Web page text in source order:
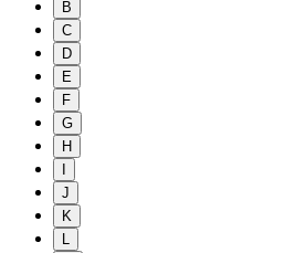
B
C
D
E
F
G
H
J
K
L